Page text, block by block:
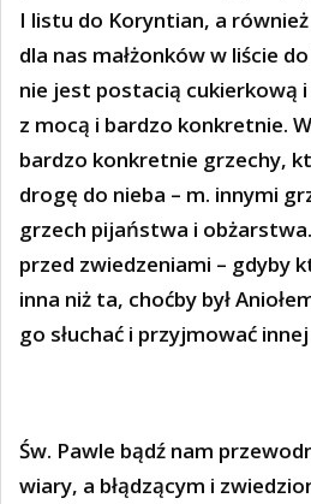
I listu do Koryntian, a
dla nas małżonków w liście
nie jest postacią cukierkową i
z mocą i bardzo konkretnie.
bardzo konkretnie grzechy,
drogę do nieba – m. innymi
grzech pijaństwa i
przed zwiedzeniami – gdyby
inna niż ta, choćby był
go słuchać i przyjmować
Św. Pawle bądź nam
wiary, a błądzącym i